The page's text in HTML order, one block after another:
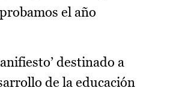
el año
destinado a
de la educación